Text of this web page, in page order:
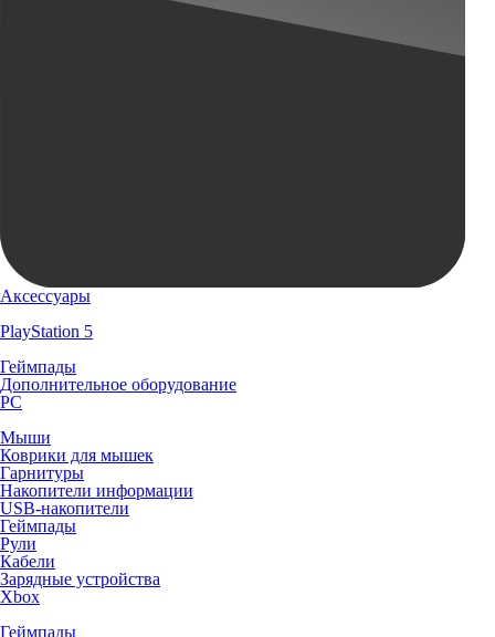
Аксессуары
PlayStation 5
Геймпады
Дополнительное оборудование
PC
Мыши
Коврики для мышек
Гарнитуры
Накопители информации
USB-накопители
Геймпады
Рули
Кабели
Зарядные устройства
Xbox
Геймпады